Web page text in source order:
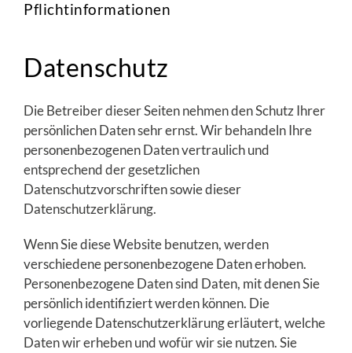
Pflichtinformationen
Datenschutz
Die Betreiber dieser Seiten nehmen den Schutz Ihrer
persönlichen Daten sehr ernst. Wir behandeln Ihre
personenbezogenen Daten vertraulich und
entsprechend der gesetzlichen
Datenschutzvorschriften sowie dieser
Datenschutzerklärung.
Wenn Sie diese Website benutzen, werden
verschiedene personenbezogene Daten erhoben.
Personenbezogene Daten sind Daten, mit denen Sie
persönlich identifiziert werden können. Die
vorliegende Datenschutzerklärung erläutert, welche
Daten wir erheben und wofür wir sie nutzen. Sie